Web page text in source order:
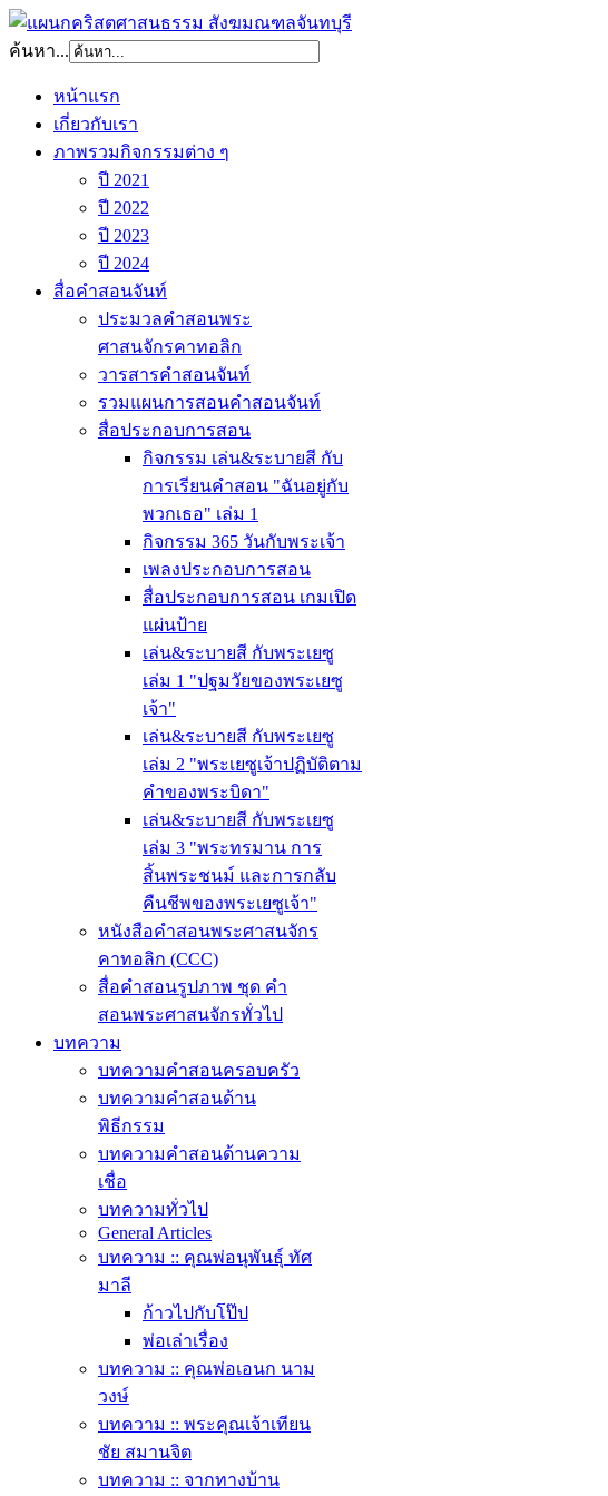
ค้นหา...
หน้าแรก
เกี่ยวกับเรา
ภาพรวมกิจกรรมต่าง ๆ
ปี 2021
ปี 2022
ปี 2023
ปี 2024
สื่อคำสอนจันท์
ประมวลคำสอนพระ
ศาสนจักรคาทอลิก
วารสารคำสอนจันท์
รวมแผนการสอนคำสอนจันท์
สื่อประกอบการสอน
กิจกรรม เล่น&ระบายสี กับ
การเรียนคำสอน "ฉันอยู่กับ
พวกเธอ" เล่ม 1
กิจกรรม 365 วันกับพระเจ้า
เพลงประกอบการสอน
สื่อประกอบการสอน เกมเปิด
แผ่นป้าย
เล่น&ระบายสี กับพระเยซู
เล่ม 1 "ปฐมวัยของพระเยซู
เจ้า"
เล่น&ระบายสี กับพระเยซู
เล่ม 2 "พระเยซูเจ้าปฏิบัติตาม
คำของพระบิดา"
เล่น&ระบายสี กับพระเยซู
เล่ม 3 "พระทรมาน การ
สิ้นพระชนม์ และการกลับ
คืนชีพของพระเยซูเจ้า"
หนังสือคำสอนพระศาสนจักร
คาทอลิก (CCC)
สื่อคำสอนรูปภาพ ชุด คำ
สอนพระศาสนจักรทั่วไป
บทความ
บทความคำสอนครอบครัว
บทความคำสอนด้าน
พิธีกรรม
บทความคำสอนด้านความ
เชื่อ
บทความทั่วไป
General Articles
บทความ :: คุณพ่อนุพันธุ์ ทัศ
มาลี
ก้าวไปกับโป๊ป
พ่อเล่าเรื่อง
บทความ :: คุณพ่อเอนก นาม
วงษ์
บทความ :: พระคุณเจ้าเทียน
ชัย สมานจิต
บทความ :: จากทางบ้าน